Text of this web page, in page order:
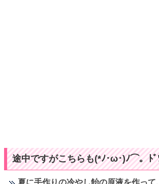
途中ですがこちらも(*ﾉ･ω･)ﾉ⌒。ﾄﾞ
夏に手作りの冷やし飴の原液を作って